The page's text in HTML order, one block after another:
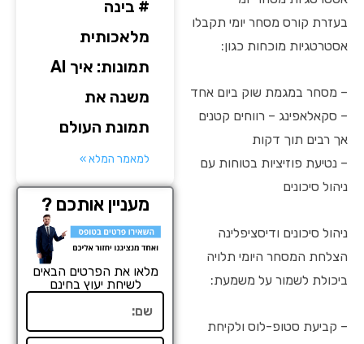
בעזרת קורס מסחר יומי תקבלו
אסטרטגיות מוכחות כגון:
– מסחר במגמת שוק ביום אחד
– סקאלאפינג – רווחים קטנים
אך רבים תוך דקות
– נטיעת פוזיציות בטוחות עם
ניהול סיכונים
ניהול סיכונים ודיסציפלינה
הצלחת המסחר היומי תלויה
ביכולת לשמור על משמעת:
– קביעת סטופ-לוס ולקיחת
# בינה
מלאכותית
תמונות: איך AI
משנה את
תמונת העולם
למאמר המלא »
מעניין אותכם ?
מלאו את הפרטים הבאים
לשיחת יעוץ בחינם